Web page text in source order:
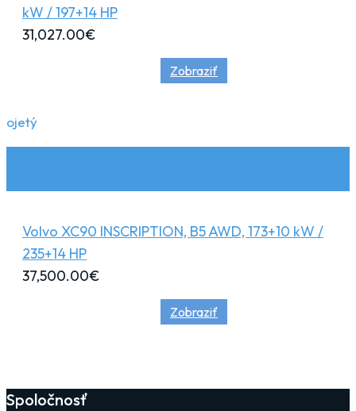
kW / 197+14 HP
31,027.00€
Zobraziť
ojetý
Volvo XC90 INSCRIPTION, B5 AWD, 173+10 kW /
235+14 HP
37,500.00€
Zobraziť
Spoločnosť